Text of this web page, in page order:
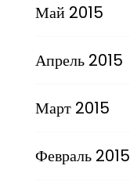
Май 2015
Апрель 2015
Март 2015
Февраль 2015